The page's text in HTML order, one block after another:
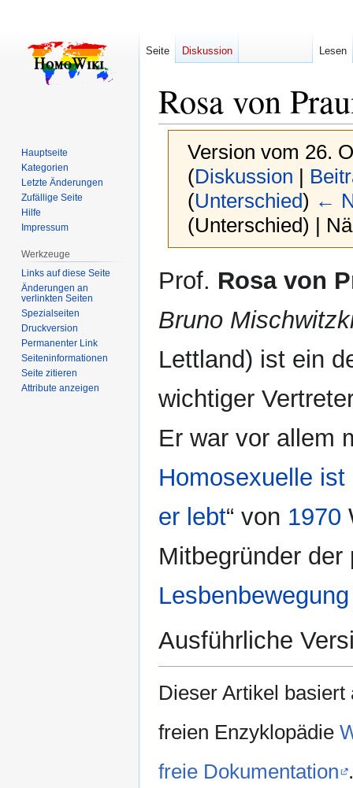
Rosa von
Version vom 26.
(Diskussion |
(Unterschied) ←
(Unterschied) |
Navigation
Suche
Prof. Rosa von
Bruno
Lettland) ist ein
wichtiger
Er war vor allem
Homosexuelle
er lebt“ von 1970
Mitbegründer
Lesbenbewegung
Ausführliche
Dieser Artikel
freien Enzyklopädie
freie Dokumentation
Seite Diskussion Lesen
Hauptseite
Kategorien
Letzte Änderungen
Zufällige Seite
Hilfe
Impressum
Werkzeuge
Links auf diese Seite
Änderungen an
verlinkten Seiten
Spezialseiten
Druckversion
Permanenter Link
Seiten­­informationen
Seite zitieren
Attribute anzeigen